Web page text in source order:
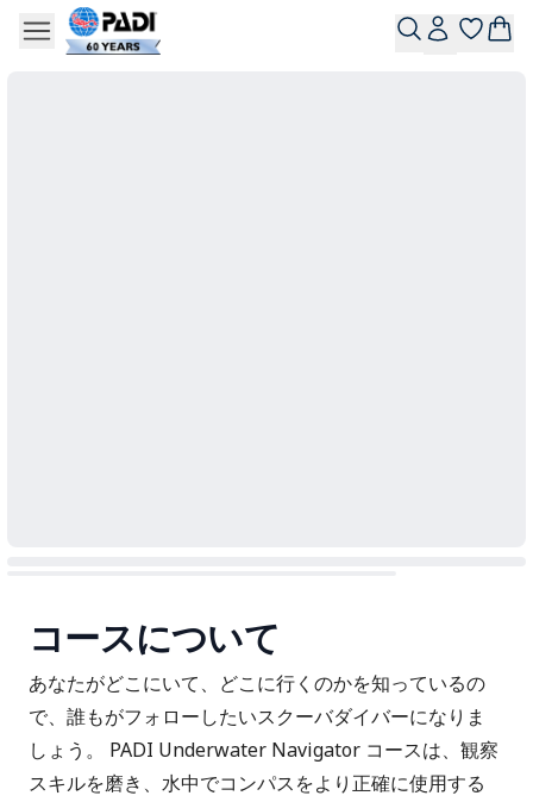
コースについて
あなたがどこにいて、どこに行くのかを知っているの
で、誰もがフォローしたいスクーバダイバーになりま
しょう。 PADI Underwater Navigator コースは、観察
スキルを磨き、水中でコンパスをより正確に使用する